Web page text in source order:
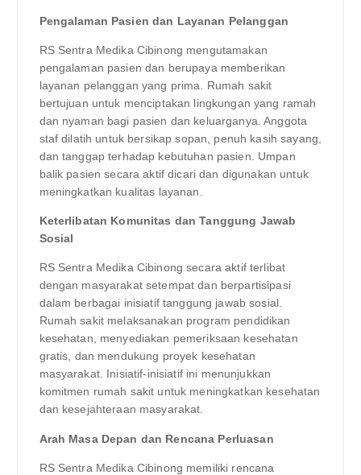
Pengalaman Pasien dan Layanan Pelanggan
RS Sentra Medika Cibinong mengutamakan
pengalaman pasien dan berupaya memberikan
layanan pelanggan yang prima. Rumah sakit
bertujuan untuk menciptakan lingkungan yang ramah
dan nyaman bagi pasien dan keluarganya. Anggota
staf dilatih untuk bersikap sopan, penuh kasih sayang,
dan tanggap terhadap kebutuhan pasien. Umpan
balik pasien secara aktif dicari dan digunakan untuk
meningkatkan kualitas layanan.
Keterlibatan Komunitas dan Tanggung Jawab
Sosial
RS Sentra Medika Cibinong secara aktif terlibat
dengan masyarakat setempat dan berpartisipasi
dalam berbagai inisiatif tanggung jawab sosial.
Rumah sakit melaksanakan program pendidikan
kesehatan, menyediakan pemeriksaan kesehatan
gratis, dan mendukung proyek kesehatan
masyarakat. Inisiatif-inisiatif ini menunjukkan
komitmen rumah sakit untuk meningkatkan kesehatan
dan kesejahteraan masyarakat.
Arah Masa Depan dan Rencana Perluasan
RS Sentra Medika Cibinong memiliki rencana